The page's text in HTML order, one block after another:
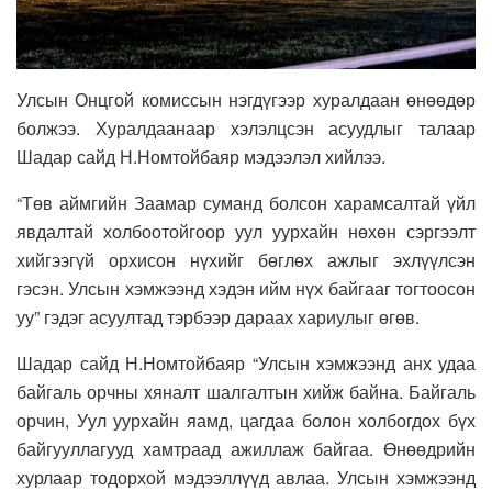
Улсын Онцгой комиссын нэгдүгээр хуралдаан өнөөдөр
болжээ. Хуралдаанаар хэлэлцсэн асуудлыг талаар
Шадар сайд Н.Номтойбаяр мэдээлэл хийлээ.
“Төв аймгийн Заамар суманд болсон харамсалтай үйл
явдалтай холбоотойгоор уул уурхайн нөхөн сэргээлт
хийгээгүй орхисон нүхийг бөглөх ажлыг эхлүүлсэн
гэсэн. Улсын хэмжээнд хэдэн ийм нүх байгааг тогтоосон
уу” гэдэг асуултад тэрбээр дараах хариулыг өгөв.
Шадар сайд Н.Номтойбаяр “Улсын хэмжээнд анх удаа
байгаль орчны хяналт шалгалтын хийж байна. Байгаль
орчин, Уул уурхайн яамд, цагдаа болон холбогдох бүх
байгууллагууд хамтраад ажиллаж байгаа. Өнөөдрийн
хурлаар тодорхой мэдээллүүд авлаа. Улсын хэмжээнд